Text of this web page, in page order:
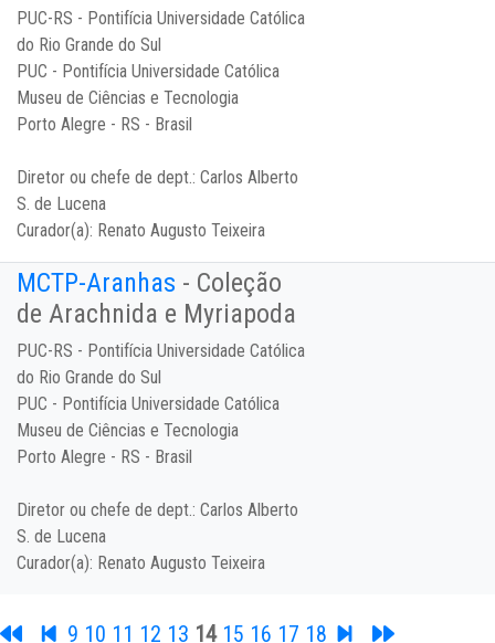
PUC-RS - Pontifícia Universidade Católica
do Rio Grande do Sul
PUC - Pontifícia Universidade Católica
Museu de Ciências e Tecnologia
Porto Alegre - RS - Brasil
Diretor ou chefe de dept.: Carlos Alberto
S. de Lucena
Curador(a): Renato Augusto Teixeira
MCTP-Aranhas - Coleção
de Arachnida e Myriapoda
PUC-RS - Pontifícia Universidade Católica
do Rio Grande do Sul
PUC - Pontifícia Universidade Católica
Museu de Ciências e Tecnologia
Porto Alegre - RS - Brasil
Diretor ou chefe de dept.: Carlos Alberto
S. de Lucena
Curador(a): Renato Augusto Teixeira
9 10 11 12 13 14 15 16 17 18